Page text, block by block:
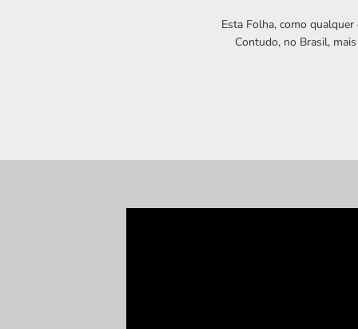
Esta Folha, como
Contudo, no Brasil,